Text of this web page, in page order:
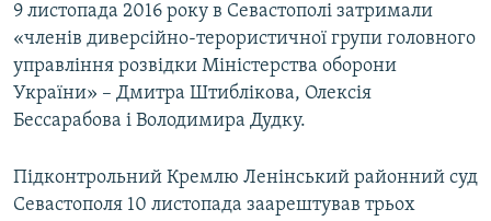
9 листопада 2016 року в Севастополі затримали
«членів диверсійно-терористичної групи головного
управління розвідки Міністерства оборони
України» – Дмитра Штиблікова, Олексія
Бессарабова і Володимира Дудку.
Підконтрольний Кремлю Ленінський районний суд
Севастополя 10 листопада заарештував трьох